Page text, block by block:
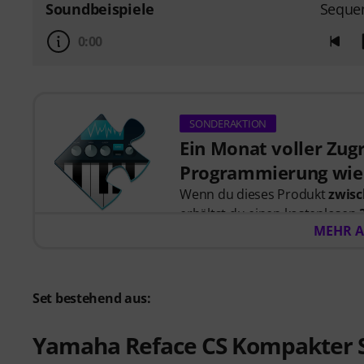
Soundbeispiele
0:00
SONDERAKTION
Ein Monat voller
Programmierung
Wenn du dieses Produkt
erhältst du einen kostenlosen
, der interaktiven
automatisch. Bitte beachte,
MEHR
Set bestehend aus:
Yamaha Reface CS Kompakter